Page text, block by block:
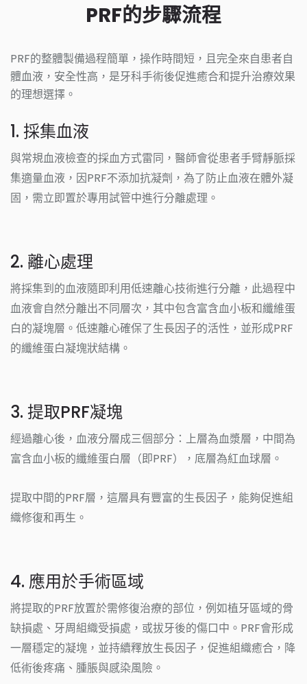
PRF的步驟流程
PRF的整體製備過程簡單，操作時間短，且完全來自患者自
體血液，安全性高，是牙科手術後促進癒合和提升治療效果
的理想選擇。
1. 採集血液
與常規血液檢查的採血方式雷同，醫師會從患者手臂靜脈採
集適量血液，因PRF不添加抗凝劑，為了防止血液在體外凝
固，需立即置於專用試管中進行分離處理。
2. 離心處理
將採集到的血液隨即利用低速離心技術進行分離，此過程中
血液會自然分離出不同層次，其中包含富含血小板和纖維蛋
白的凝塊層。低速離心確保了生長因子的活性，並形成PRF
的纖維蛋白凝塊狀結構。
3. 提取PRF凝塊
經過離心後，血液分層成三個部分：上層為血漿層，中間為
富含血小板的纖維蛋白層（即PRF），底層為紅血球層。
提取中間的PRF層，這層具有豐富的生長因子，能夠促進組
織修復和再生。
4. 應用於手術區域
將提取的PRF放置於需修復治療的部位，例如植牙區域的骨
缺損處、牙周組織受損處，或拔牙後的傷口中。PRF會形成
一層穩定的凝塊，並持續釋放生長因子，促進組織癒合，降
低術後疼痛、腫脹與感染風險。